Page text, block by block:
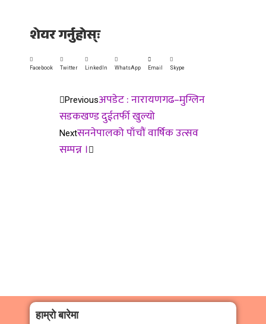
शेयर गर्नुहोस्ः
Facebook Twitter LinkedIn WhatsApp Email Skype
Previousअपडेट : नारायणगढ–मुग्लिन
सडकखण्ड दुईतर्फी खुल्यो
Nextसननेपालको पाँचौं वार्षिक उत्सव
सम्पन्न ।
हाम्रो बारेमा